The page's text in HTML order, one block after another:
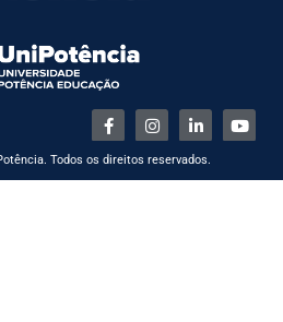
Todos os direitos reservados.